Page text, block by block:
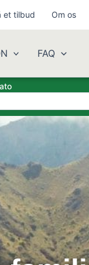
et tilbud Om os
FAQ